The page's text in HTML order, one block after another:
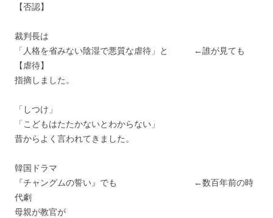
【否認】
裁判長は
「人格を省みない陰湿で悪質な虐待」と ←誰が見ても
【虐待】
指摘しました。
「しつけ」
「こどもはたたかないとわからない」
昔からよく言われてきました。
韓国ドラマ
『チャングムの誓い』でも ←数百年前の時
代劇
母親が教官が